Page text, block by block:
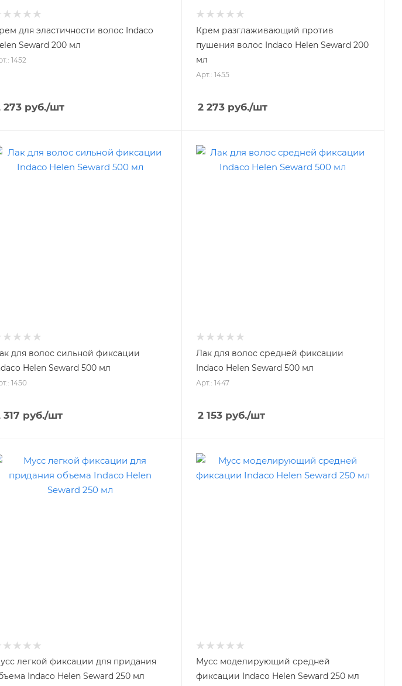
для эластичности волос Indaco
Seward 200 мл
1452
273 руб./шт
Крем разглаживающий против
пушения волос Indaco Helen Seward 200
мл
Арт.: 1455
2 273руб./шт
для волос сильной фиксации
Helen Seward 500 мл
1450
317 руб./шт
Лак для волос средней фиксации
Indaco Helen Seward 500 мл
Арт.: 1447
2 153руб./шт
легкой фиксации для придания
Indaco Helen Seward 250 мл
Мусс моделирующий средней
фиксации Indaco Helen Seward 250 мл